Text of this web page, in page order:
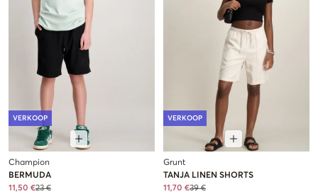
VERKOOP
Champion
BERMUDA
11,50 €23 €
VERKOOP
Grunt
TANJA LINEN SHORTS
11,70 €39 €